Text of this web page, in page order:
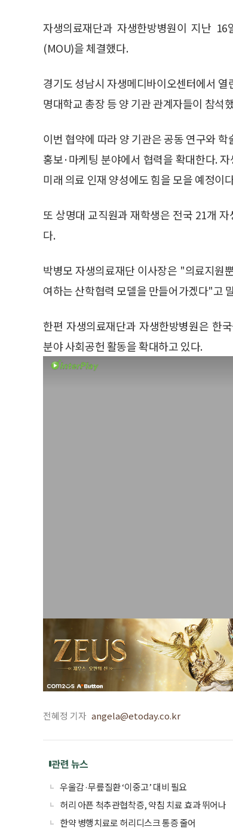
자생의료재단과 자생한방병원이 지난
(MOU)을 체결했다.
경기도 성남시 자생메디바이오센터에서
명대학교 총장 등 양 기관 관계자들이 참석
이번 협약에 따라 양 기관은 공동 연구와
홍보·마케팅 분야에서 협력을 확대한다.
미래 의료 인재 양성에도 힘을 모을 예정이
또 상명대 교직원과 재학생은 전국 21개
다.
박병모 자생의료재단 이사장은 "의료지원
여하는 산학협력 모델을 만들어가겠다"고
한편 자생의료재단과 자생한방병원은 한
분야 사회공헌 활동을 확대하고 있다.
전혜정 기자 angela@etoday.co.kr
관련 뉴스
우울감·무릎질환 ‘이중고’ 대비 필요
허리 아픈 척추관협착증, 약침 치료 효과 뛰어나
한약 병행치료로 허리디스크 통증 줄어